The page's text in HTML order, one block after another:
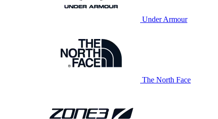
Under Armour
The North Face